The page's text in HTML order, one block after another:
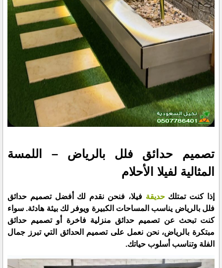
تصميم حدائق فلل بالرياض – اللمسة
المثالية لفيلا الأحلام
إذا كنت تمتلكحديقة فيلا، فنحن نقدم لك أفضل تصميم حدائق
فلل بالرياض يناسب المساحات الكبيرة ويوفر لك بيئة هادئة. سواء
كنت تبحث عن تصميم حدائق منزلية فاخرة أو تصميم حدائق
مبتكرة بالرياض، نحن نعمل على تصميم الحدائق التي تبرز جمال
الفلة وتناسب أسلوب حياتك.